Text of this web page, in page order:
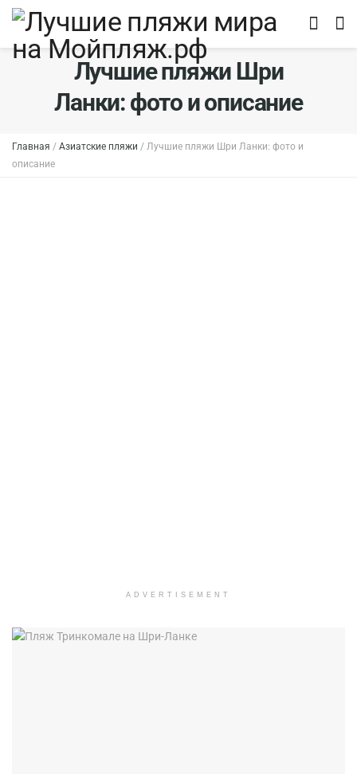
Лучшие пляжи Шри
Ланки: фото и описание
Главная / Азиатские пляжи / Лучшие пляжи Шри Ланки: фото и
описание
ADVERTISEMENT